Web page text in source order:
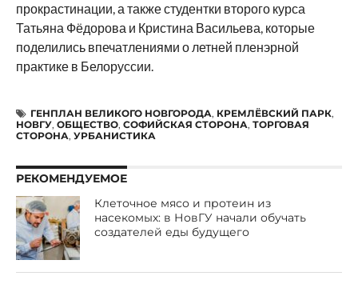
прокрастинации, а также студентки второго курса
Татьяна Фёдорова и Кристина Васильева, которые
поделились впечатлениями о летней пленэрной
практике в Белоруссии.
ГЕНПЛАН ВЕЛИКОГО НОВГОРОДА, КРЕМЛЁВСКИЙ ПАРК,
НОВГУ, ОБЩЕСТВО, СОФИЙСКАЯ СТОРОНА, ТОРГОВАЯ
СТОРОНА, УРБАНИСТИКА
РЕКОМЕНДУЕМОЕ
Клеточное мясо и протеин из
насекомых: в НовГУ начали обучать
создателей еды будущего